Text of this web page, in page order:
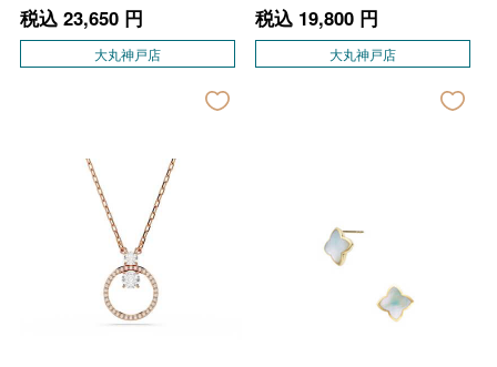
税込 23,650円
大丸神戸店
税込 19,800円
大丸神戸店